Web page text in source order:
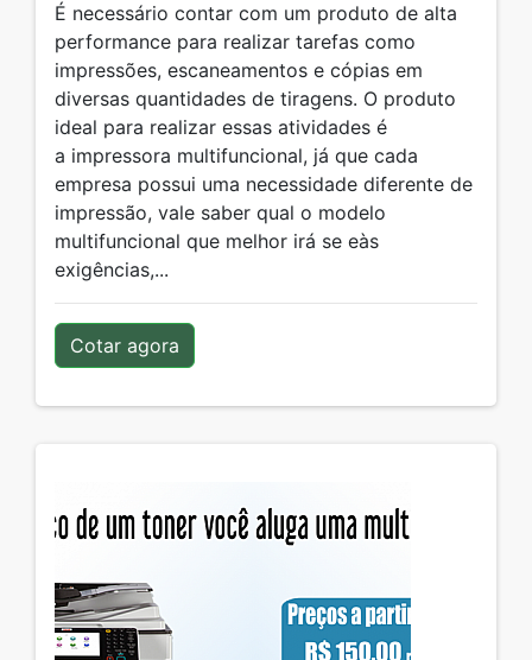
É necessário contar com um produto de alta
performance para realizar tarefas como
impressões, escaneamentos e cópias em
diversas quantidades de tiragens. O produto
ideal para realizar essas atividades é
a impressora multifuncional, já que cada
empresa possui uma necessidade diferente de
impressão, vale saber qual o modelo
multifuncional que melhor irá se eàs
exigências,...
Cotar agora